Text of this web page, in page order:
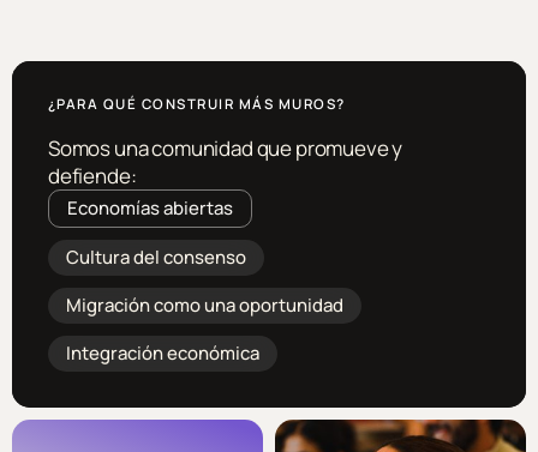
¿PARA QUÉ CONSTRUIR MÁS MUROS?
Somos una comunidad que promueve y
defiende:
Economías abiertas
Cultura del consenso
Migración como una oportunidad
Integración económica